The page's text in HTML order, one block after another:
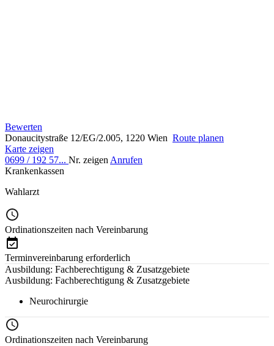
Bewerten
Donaucitystraße 12/EG/2.005, 1220 Wien Route planen
Karte zeigen
0699 / 192 57... Nr. zeigen Anrufen
Krankenkassen
Wahlarzt
Ordinationszeiten nach Vereinbarung
Terminvereinbarung erforderlich
Ausbildung: Fachberechtigung & Zusatzgebiete
Ausbildung: Fachberechtigung & Zusatzgebiete
Neurochirurgie
Ordinationszeiten nach Vereinbarung